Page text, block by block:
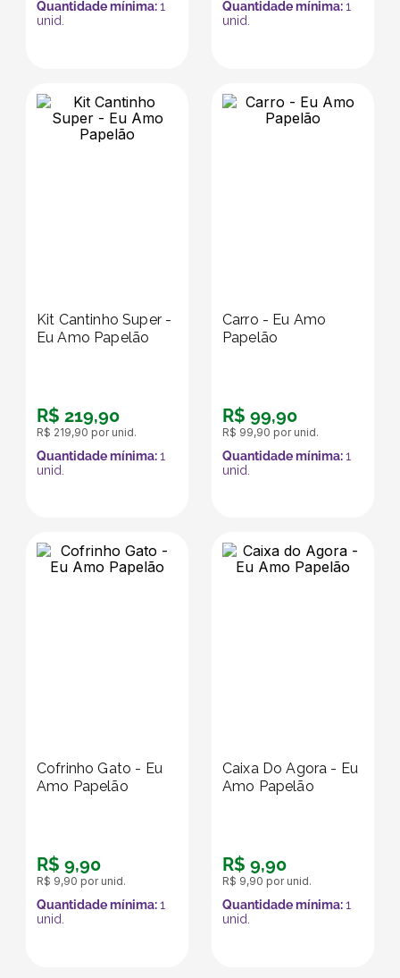
Quantidade mínima:1
unid.
Quantidade mínima:1
unid.
Kit Cantinho Super -
Eu Amo Papelão
R$ 219,90
R$ 219,90 por unid.
Quantidade mínima:1
unid.
Carro - Eu Amo
Papelão
R$ 99,90
R$ 99,90 por unid.
Quantidade mínima:1
unid.
Cofrinho Gato - Eu
Amo Papelão
R$ 9,90
R$ 9,90 por unid.
Quantidade mínima:1
unid.
Caixa Do Agora - Eu
Amo Papelão
R$ 9,90
R$ 9,90 por unid.
Quantidade mínima:1
unid.